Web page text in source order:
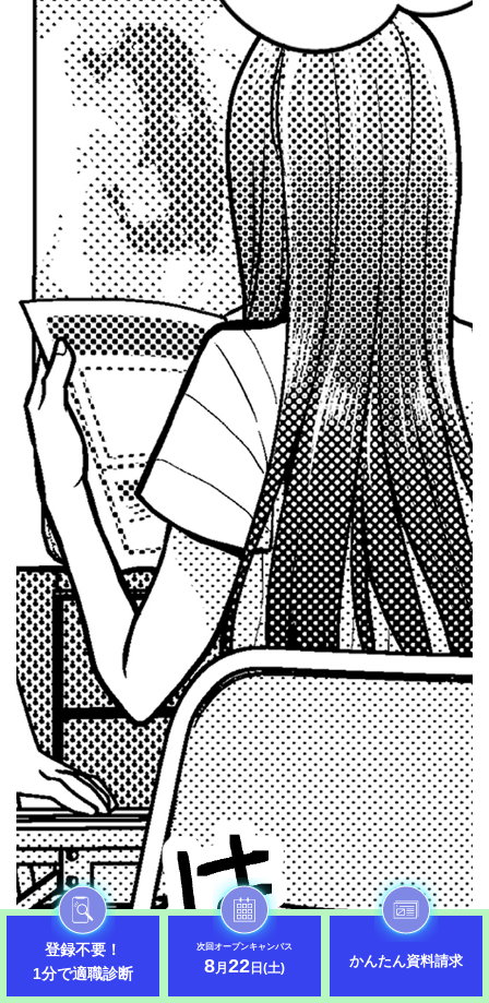
登録不要！
1分で適職診断
次回オープンキャンパス
8月 22日(土) かんたん資料請求